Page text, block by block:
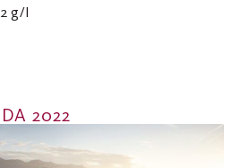
g/l
2022